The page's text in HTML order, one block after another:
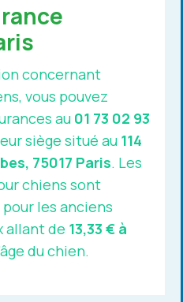
concernant
vous pouvez
au 01 73 02 93
siège situé au 114
75017 Paris. Les
chiens sont
les anciens
allant de 13,33 € à
du chien.